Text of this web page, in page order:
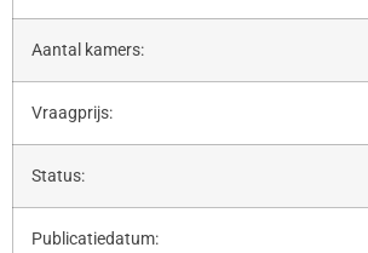
Aantal kamers:
Vraagprijs:
Status:
Publicatiedatum: